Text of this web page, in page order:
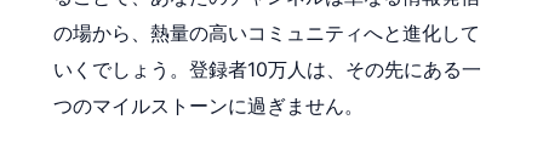
の場から、熱量の高いコミュニティへと進化して
いくでしょう。登録者10万人は、その先にある一
つのマイルストーンに過ぎません。